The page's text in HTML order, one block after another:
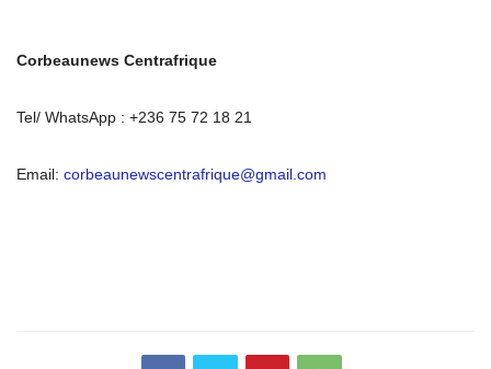
Corbeaunews Centrafrique
Tel/ WhatsApp : +236 75 72 18 21
Email: corbeaunewscentrafrique@gmail.com